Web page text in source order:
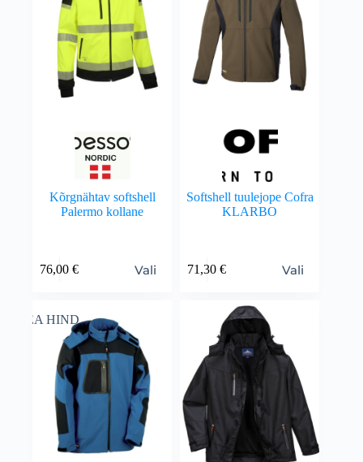
Kõrgnähtav softshell
Palermo kollane
76,00€ Vali
Softshell tuulejope Cofra
KLARBO
71,30€ Vali
HEA HIND